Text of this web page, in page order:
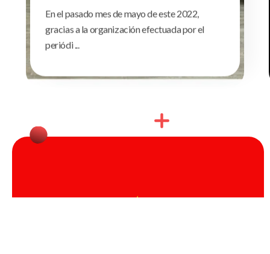
En el pasado mes de mayo de este 2022,
gracias a la organización efectuada por el
periódi ...